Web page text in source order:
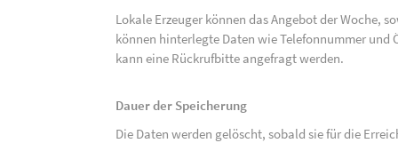
Lokale Erzeuger können das Angebot der Woche,
können hinterlegte Daten wie Telefonnummer und
kann eine Rückrufbitte angefragt werden.
Dauer der Speicherung
Die Daten werden gelöscht, sobald sie für die